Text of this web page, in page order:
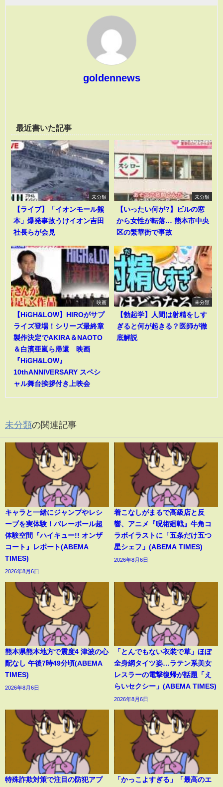
goldennews
最近書いた記事
未分類
【ライブ】「イオンモール熊
本」爆発事故うけイオン吉田
社長らが会見
未分類
【いったい何が?】ビルの窓
から女性が転落… 熊本市中央
区の繁華街で事故
映画
【HiGH&LOW】HIROがサプ
ライズ登場！シリーズ最終章
製作決定でAKIRA＆NAOTO
＆白濱亜嵐ら帰還 映画
『HiGH&LOW』
10thANNIVERSARY スペシ
ャル舞台挨拶付き上映会
未分類
【勃起学】人間は射精をしす
ぎると何が起きる？医師が徹
底解説
未分類の関連記事
キャラと一緒にジャンプやレシ
ーブを実体験！バレーボール超
体験空間『ハイキュー!! オンザ
コート』レポート(ABEMA
TIMES)
2026年8月6日
着こなしがまるで高級店と反
響、アニメ『呪術廻戦』牛角コ
ラボイラストに「五条だけ五つ
星シェフ」(ABEMA TIMES)
2026年8月6日
熊本県熊本地方で震度4 津波の心
配なし 午後7時49分頃(ABEMA
TIMES)
2026年8月6日
「とんでもない衣装で草」ほぼ
全身網タイツ姿…ラテン系美女
レスラーの電撃復帰が話題「え
らいセクシー」(ABEMA TIMES)
2026年8月6日
特殊詐欺対策で注目の防犯アプ
「かっこよすぎる」「最高のエ